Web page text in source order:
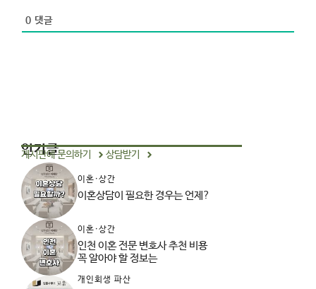
0 댓글
인기글
게시판에 문의하기 상담받기
이혼·상간
이혼상담이 필요한 경우는 언제?
이혼·상간
인천 이혼 전문 변호사 추천 비용
꼭 알아야 할 정보는
개인회생 파산